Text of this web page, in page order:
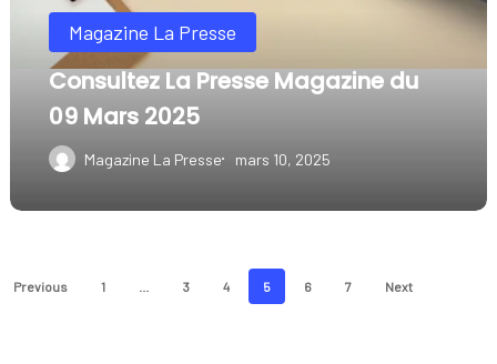
Magazine La Presse
Consultez La Presse Magazine du
09 Mars 2025
Magazine La Presse mars 10, 2025
Previous 1 3 4 5 6 7 Next